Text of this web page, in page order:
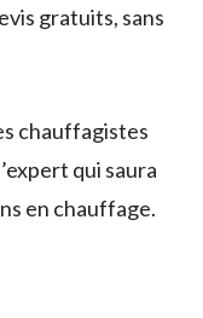
gratuits, sans
chauffagistes
qui saura
en chauffage.